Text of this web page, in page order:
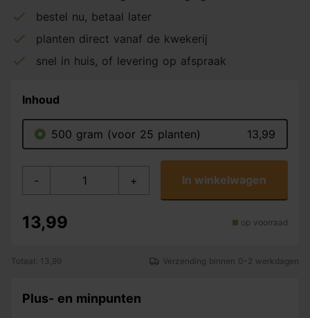
bestel nu, betaal later
planten direct vanaf de kwekerij
snel in huis, of levering op afspraak
Inhoud
500 gram (voor 25 planten) 13,99
- + In winkelwagen
13,99 op voorraad
Totaal: 13,99 Verzending binnen 0-2 werkdagen
Plus- en minpunten